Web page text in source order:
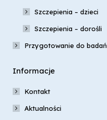
Szczepienia – dzieci
Szczepienia – dorośli
Przygotowanie do badań
Informacje
Kontakt
Aktualności